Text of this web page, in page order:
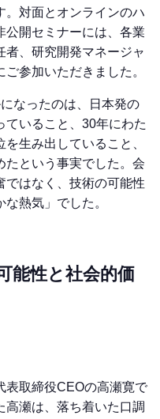
。対面とオンラインのハ
公開セミナーには、各業
者、研究開発マネージャ
参加いただきました。
なったのは、日本発の
ていること、30年にわた
生み出していること、
たという事実でした。会
ではなく、技術の可能性
熱気」でした。
能性と社会的価
表取締役CEOの高瀬寛で
高瀬は、落ち着いた口調